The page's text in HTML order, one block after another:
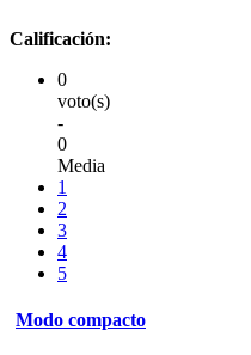
Calificación:
0
voto(s)
-
0
Media
1
2
3
4
5
Modo compacto